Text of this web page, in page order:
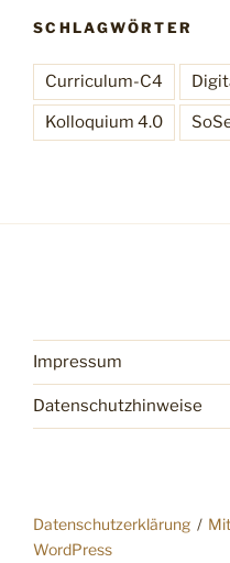
SCHLAGWÖRTER
Curriculum-C4
Kolloquium 4.0
Impressum
Datenschutzhinweise
Datenschutzerklärung
WordPress